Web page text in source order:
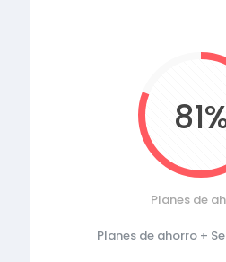
Planes de
Planes de ahorro +